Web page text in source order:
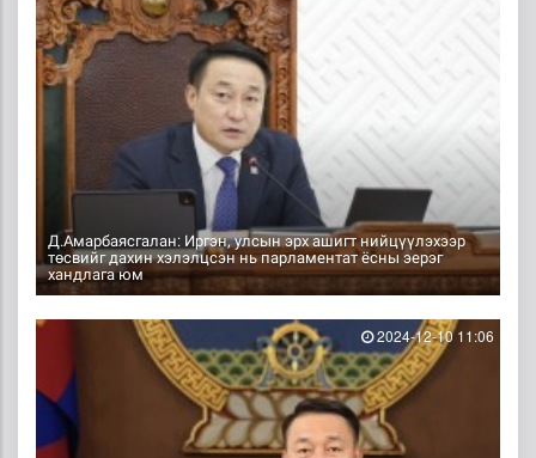
Д.Амарбаясгалан: Иргэн, улсын эрх ашигт нийцүүлэхээр
төсвийг дахин хэлэлцсэн нь парламентат ёсны эерэг
хандлага юм
2024-12-10 11:06